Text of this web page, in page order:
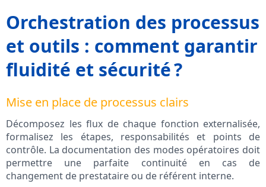
Orchestration des processus
et outils : comment garantir
fluidité et sécurité ?
Mise en place de processus clairs
Décomposez les flux de chaque fonction externalisée,
formalisez les étapes, responsabilités et points de
contrôle. La documentation des modes opératoires doit
permettre une parfaite continuité en cas de
changement de prestataire ou de référent interne.